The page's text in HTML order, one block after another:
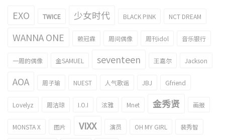
EXO TWICE 少女时代 BLACK PINK NCT DREAM
WANNA ONE 赖冠霖 周间偶像 周刊idol 音乐银行
一周的偶像 金SAMUEL seventeen 王嘉尔 Jackson
AOA 周子瑜 NUEST 人气歌谣 JBJ Gfriend
Lovelyz 周洁琼 I.O.I 泫雅 Mnet 金秀贤 画报
MONSTA X 图片 VIXX 演员 OH MY GIRL 裴秀智